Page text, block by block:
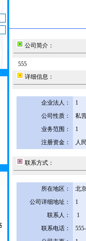
公司简介：
555
详细信息：
企业法人：
1
公司性质：
私
业务范围：
1
注册资金：
人
联系方式：
所在地区：
北
公司详细地址：
1
联系人：
1
联系电话：